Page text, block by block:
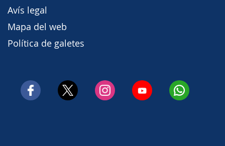
Avís legal
Mapa del web
Política de galetes